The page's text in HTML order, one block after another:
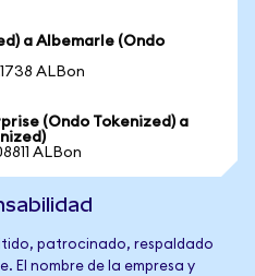
a Albemarle (Ondo
ALBon
(Ondo Tokenized) a
ALBon
patrocinado, respaldado
El nombre de la empresa y